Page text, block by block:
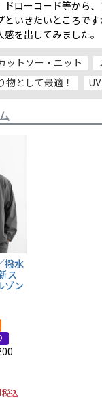
ドローコード等から
といきたいところで
を出してみました。
ットソー・ニット
物として最適！
撥水
ス
ゾン
税込